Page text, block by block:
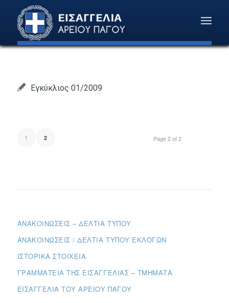
Εγκύκλιος 01/2009
Page 2 of 2
1 2
ΑΝΑΚΟΙΝΏΣΕΙΣ – ΔΕΛΤΊΑ ΤΎΠΟΥ
ΑΝΑΚΟΙΝΏΣΕΙΣ / ΔΕΛΤΊΑ ΤΎΠΟΥ ΕΚΛΟΓΏΝ
ΙΣΤΟΡΙΚΆ ΣΤΟΙΧΕΊΑ
ΓΡΑΜΜΑΤΕΊΑ ΤΗΣ ΕΙΣΑΓΓΕΛΊΑΣ – ΤΜΉΜΑΤΑ
ΕΙΣΑΓΓΕΛΊΑ ΤΟΥ ΑΡΕΊΟΥ ΠΆΓΟΥ